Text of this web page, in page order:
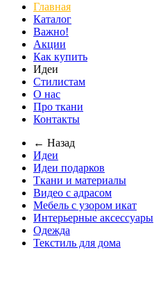
Главная
Каталог
Важно!
Акции
Как купить
Идеи
Стилистам
О нас
Про ткани
Контакты
← Назад
Идеи
Идеи подарков
Ткани и материалы
Видео с адрасом
Мебель с узором икат
Интерьерные аксессуары
Одежда
Текстиль для дома